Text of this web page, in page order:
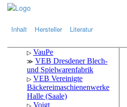
Inhalt Hersteller Literatur